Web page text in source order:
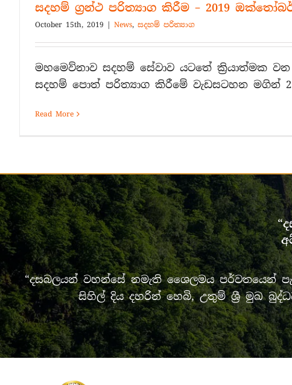
සදහම් ග්‍රන්ථ පරිත්‍යාග කිරීම – 2019
October 15th, 2019 | News, සදහම් පරිත්‍යාග
මහමෙව්නාව සදහම් සේවාව යටතේ ක්‍රියාත්මක
සදහම් පොත් පරිත්‍යාග කිරීමේ වැඩසටහන මගින්
Read More
“දසබලයන් වහන්සේ නමැති ශෛලමය පර්වතයෙන්
සිහිල් දිය දහරින් හෙබි, උතුම් ශ්‍රී මුඛ